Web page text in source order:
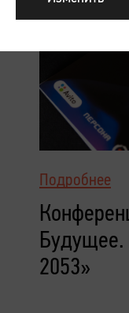
Подробнее
Будущее.
2053»